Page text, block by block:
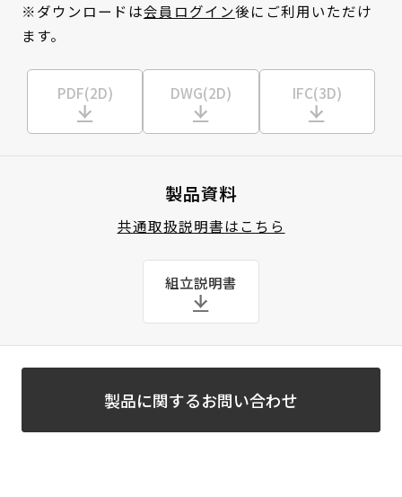
※ダウンロードは会員ログイン後にご利用いただけ
ます。
PDF(2D) DWG(2D) IFC(3D)
製品資料
共通取扱説明書はこちら
組立説明書
製品に関するお問い合わせ